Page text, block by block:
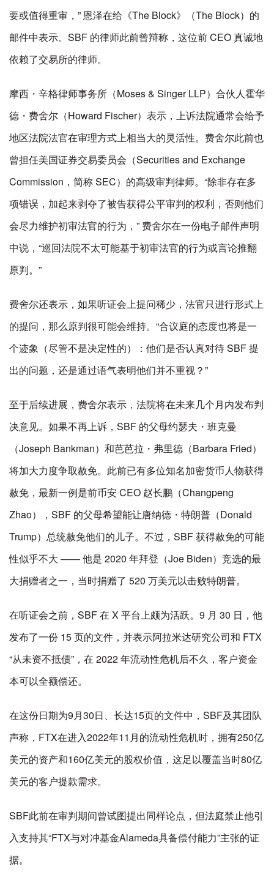
要或值得重审，” 恩泽在给《The Block》（The Block）的
邮件中表示。SBF 的律师此前曾辩称，这位前 CEO 真诚地
依赖了交易所的律师。
摩西・辛格律师事务所（Moses & Singer LLP）合伙人霍华
德・费舍尔（Howard Fischer）表示，上诉法院通常会给予
地区法院法官在审理方式上相当大的灵活性。费舍尔此前也
曾担任美国证券交易委员会（Securities and Exchange
Commission，简称 SEC）的高级审判律师。“除非存在多
项错误，加起来剥夺了被告获得公平审判的权利，否则他们
会尽力维护初审法官的行为，” 费舍尔在一份电子邮件声明
中说，“巡回法院不太可能基于初审法官的行为或言论推翻
原判。”
费舍尔还表示，如果听证会上提问稀少，法官只进行形式上
的提问，那么原判很可能会维持。“合议庭的态度也将是一
个迹象（尽管不是决定性的）：他们是否认真对待 SBF 提
出的问题，还是通过语气表明他们并不重视？”
至于后续进展，费舍尔表示，法院将在未来几个月内发布判
决意见。如果不再上诉，SBF 的父母约瑟夫・班克曼
（Joseph Bankman）和芭芭拉・弗里德（Barbara Fried）
将加大力度争取赦免。此前已有多位知名加密货币人物获得
赦免，最新一例是前币安 CEO 赵长鹏（Changpeng
Zhao），SBF 的父母希望能让唐纳德・特朗普（Donald
Trump）总统赦免他们的儿子。不过，SBF 获得赦免的可能
性似乎不大 —— 他是 2020 年拜登（Joe Biden）竞选的最
大捐赠者之一，当时捐赠了 520 万美元以击败特朗普。
在听证会之前，SBF 在 X 平台上颇为活跃。9 月 30 日，他
发布了一份 15 页的文件，并表示阿拉米达研究公司和 FTX
“从未资不抵债”，在 2022 年流动性危机后不久，客户资金
本可以全额偿还。
在这份日期为9月30日、长达15页的文件中，SBF及其团队
声称，FTX在进入2022年11月的流动性危机时，拥有250亿
美元的资产和160亿美元的股权价值，这足以覆盖当时80亿
美元的客户提款需求。
SBF此前在审判期间曾试图提出同样论点，但法庭禁止他引
入支持其“FTX与对冲基金Alameda具备偿付能力”主张的证
据。